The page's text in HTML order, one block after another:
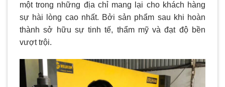
một trong những địa chỉ mang lại cho khách hàng
sự hài lòng cao nhất. Bởi sản phẩm sau khi hoàn
thành sở hữu sự tinh tế, thẩm mỹ và đạt độ bền
vượt trội.